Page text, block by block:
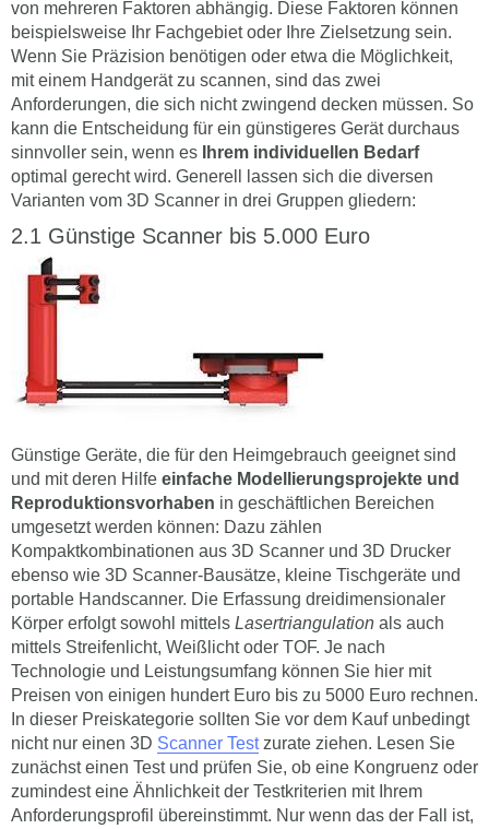
von mehreren Faktoren abhängig. Diese Faktoren können
beispielsweise Ihr Fachgebiet oder Ihre Zielsetzung sein.
Wenn Sie Präzision benötigen oder etwa die Möglichkeit,
mit einem Handgerät zu scannen, sind das zwei
Anforderungen, die sich nicht zwingend decken müssen. So
kann die Entscheidung für ein günstigeres Gerät durchaus
sinnvoller sein, wenn es
Ihrem individuellen Bedarf
optimal gerecht wird. Generell lassen sich die diversen
Varianten vom 3D Scanner in drei Gruppen gliedern:
Günstige Scanner bis 5.000 Euro
Günstige Geräte, die für den Heimgebrauch geeignet sind
und mit deren Hilfe einfache Modellierungsprojekte und
Reproduktionsvorhaben in geschäftlichen Bereichen
umgesetzt werden können: Dazu zählen
Kompaktkombinationen aus 3D Scanner und 3D Drucker
ebenso wie 3D Scanner-Bausätze, kleine Tischgeräte und
portable Handscanner. Die Erfassung dreidimensionaler
Körper erfolgt sowohl mittels Lasertriangulation als auch
mittels Streifenlicht, Weißlicht oder TOF. Je nach
Technologie und Leistungsumfang können Sie hier mit
Preisen von einigen hundert Euro bis zu 5000 Euro rechnen.
In dieser Preiskategorie sollten Sie vor dem Kauf unbedingt
nicht nur einen 3D Scanner Testzurate ziehen. Lesen Sie
zunächst einen Test und prüfen Sie, ob eine Kongruenz oder
zumindest eine Ähnlichkeit der Testkriterien mit Ihrem
Anforderungsprofil übereinstimmt. Nur wenn das der Fall ist,